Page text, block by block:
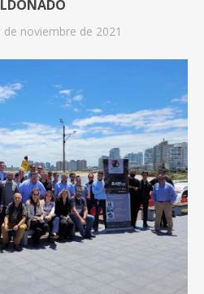
de noviembre de 2021